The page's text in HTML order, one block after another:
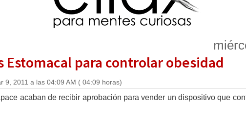
Estomacal para controlar obesidad
9, 2011 a las 04:09 AM ( 04:09 horas)
acaban de recibir aprobación para vender un dispositivo que